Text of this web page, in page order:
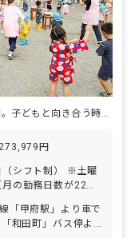
定員105名なのに、月残業2時間。子どもと向き合う時間を最優先にした園。
円
（シフト制） ※土曜
の勤務日数が22日
取得実績あり：取得
％） 介護・看護休
「甲府駅」より車で
和田町」バス停よ